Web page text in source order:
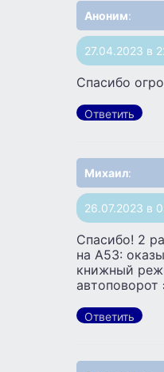
Аноним:
27.04.2023 в
Спасибо
Ответить
Михаил:
26.07.2023 в
Спасибо! 2
на А53:
книжный
Ответить